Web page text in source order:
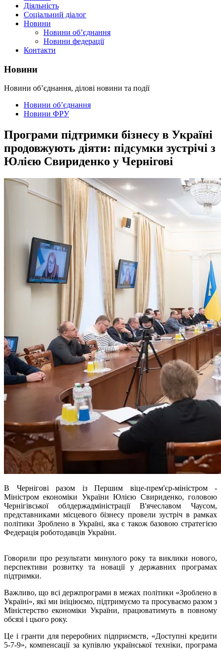
Діяльність
Соціальний діалог
Новини
Новини об’єднання
Новини федерації
Контакти
Новини
Новини об’єднання, ділові новини та події
Новини об’єднання
Новини ФРУ
Програми підтримки бізнесу в Україні
продовжують діяти: підсумки зустрічі з
Юлією Свириденко у Чернігові
В Чернігові разом із Першим віце-прем'єр-міністром -
Міністром економіки України Юлією Свириденко, головою
Чернігівської облдержадміністрації В'ячеславом Чаусом,
представниками місцевого бізнесу провели зустріч в рамках
політики Зроблено в Україні, яка є також базовою стратегією
Федерація роботодавців України.
Говорили про результати минулого року та виклики нового,
перспективи розвитку та новації у державних програмах
підтримки.
Важливо, що всі держпрограми в межах політики «Зроблено в
Україні», які ми ініціюємо, підтримуємо та просуваємо разом з
Міністерство економіки України, працюватимуть в повному
обсязі і цього року.
Це і гранти для переробних підприємств, «Доступні кредити
5-7-9», компенсації за купівлю української техніки, програма